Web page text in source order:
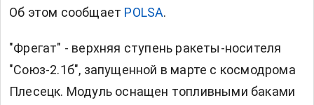
Об этом сообщает POLSA.
"Фрегат" - верхняя ступень ракеты-носителя
"Союз-2.1б", запущенной в марте с космодрома
Плесецк. Модуль оснащен топливными баками